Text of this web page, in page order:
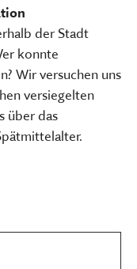
der Stadt
konnte
Wir versuchen uns
versiegelten
über das